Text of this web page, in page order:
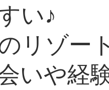
い♪
リゾー
いや経